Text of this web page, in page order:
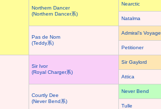
Northern Dancer
(Northern Dancer系)
Nearctic
Natalma
Pas de Nom
(Teddy系)
Admiral’s Voyage
Petitioner
Sir Ivor
(Royal Charger系)
Sir Gaylord
Attica
Courtly Dee
(Never Bend系)
Never Bend
Tulle